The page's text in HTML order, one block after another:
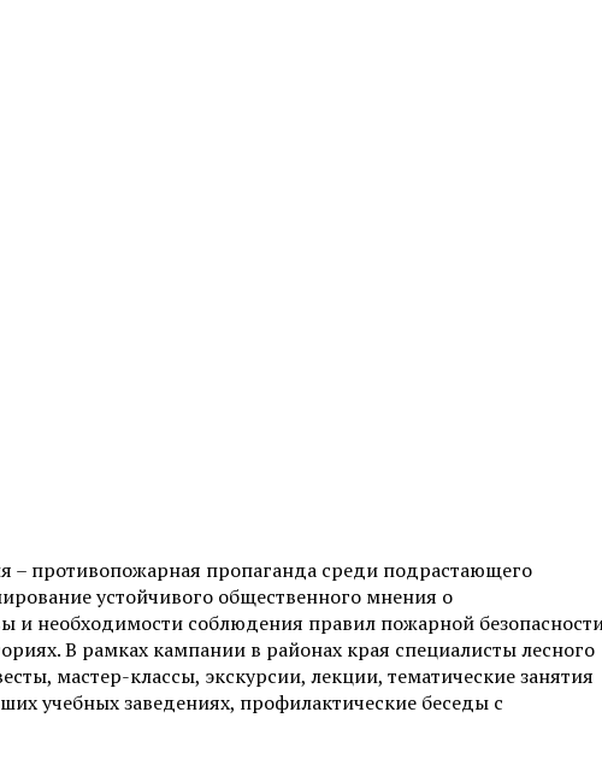
– противопожарная пропаганда среди подрастающего
устойчивого общественного мнения о
и необходимости соблюдения правил пожарной
В рамках кампании в районах края специалисты лесного
мастер-классы, экскурсии, лекции, тематические занятия
учебных заведениях, профилактические беседы с